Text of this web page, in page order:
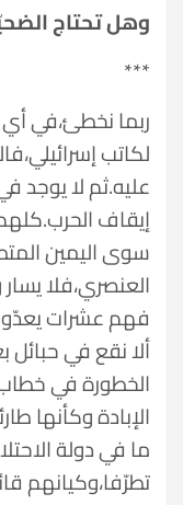
وهل تحتاج
***
ربما نخطئ،في أي
لكاتب
عليه.ثم لا يوجد
إيقاف
سوى اليمين
العنصري،فلا
فهم عشرات يعدّون
ألا نقع في
الخطورة في خطاب
الإبادة وكأنها
ما في دولة
تطرّفا،وكيانهم